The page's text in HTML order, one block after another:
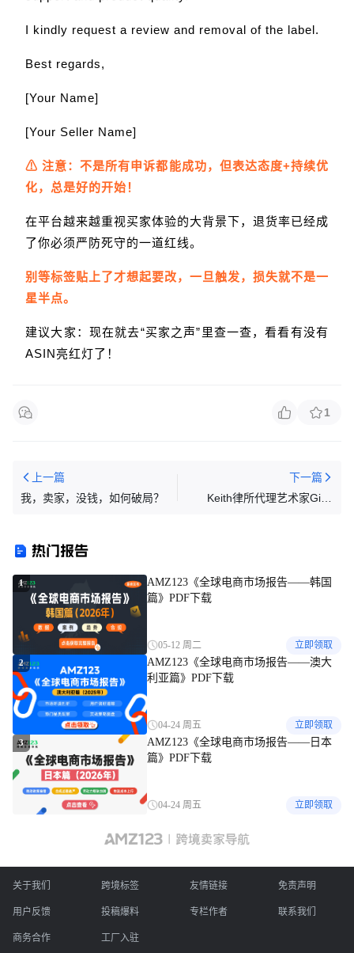
I kindly request a review and removal of the label.
Best regards,
[Your Name]
[Your Seller Name]
⚠ 注意：不是所有申诉都能成功，但表达态度+持续优
化，总是好的开始！
在平台越来越重视买家体验的大背景下，退货率已经成
了你必须严防死守的一道红线。
别等标签贴上了才想起要改，一旦触发，损失就不是一
星半点。
建议大家：现在就去“买家之声”里查一查，看看有没有
ASIN亮红灯了！
1
上一篇
我，卖家，没钱，如何破局？
下一篇
Keith律所代理艺术家Gina
热门报告
1
AMZ123《全球电商市场报告——韩国
篇》PDF下载
05-12 周二 立即领取
2
AMZ123《全球电商市场报告——澳大
利亚篇》PDF下载
04-24 周五 立即领取
3
AMZ123《全球电商市场报告——日本
篇》PDF下载
04-24 周五 立即领取
关于我们 跨境标签 友情链接 免责声明
用户反馈 投稿爆料 专栏作者 联系我们
商务合作 工厂入驻